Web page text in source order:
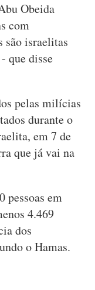
Obeida
com
são israelitas
que disse
pelas milícias
durante o
em 7 de
que já vai na
pessoas em
4.469
dos
o Hamas.